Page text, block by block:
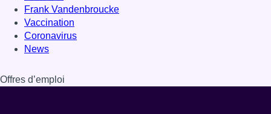
Frank Vandenbroucke
Vaccination
Coronavirus
News
Offres d’emploi